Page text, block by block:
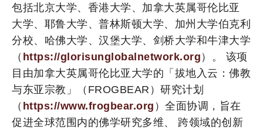
包括北京大学、香港大学、加拿大英属哥伦比亚
大学、耶鲁大学、普林斯顿大学、加州大学伯克利
分校、哈佛大学、汉堡大学、剑桥大学和牛津大学
（ https://glorisunglobalnetwork.org ）。 该项
目由加拿大英属哥伦比亚大学的「拔地入云：佛教
与东亚宗教」（FROGBEAR）研究计划
（ https://www.frogbear.org ）全面协调，旨在
促进全球范围内的佛学研究多维、 跨领域的创新